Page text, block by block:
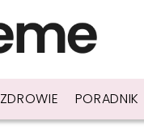
ZDROWIE PORADNIK